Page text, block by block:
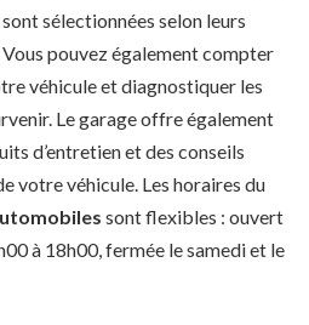
sont sélectionnées selon leurs
pouvez également compter
véhicule et diagnostiquer les
Le garage offre également
d’entretien et des conseils
votre véhicule. Les horaires du
sont flexibles : ouvert
à 18h00, fermée le samedi et le